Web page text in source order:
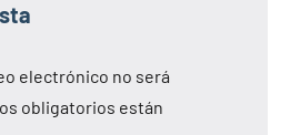
electrónico no será
obligatorios están